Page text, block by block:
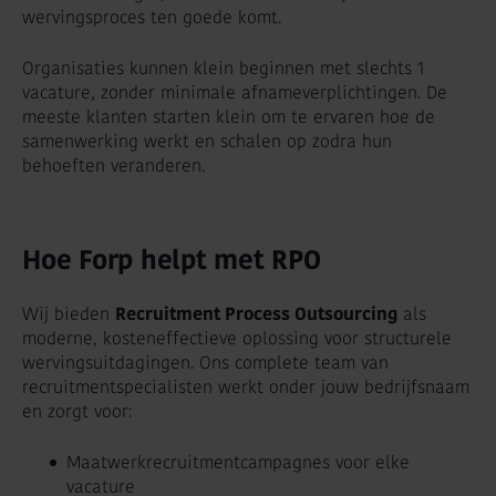
wervingsproces ten goede komt.
Organisaties kunnen klein beginnen met slechts 1
vacature, zonder minimale afnameverplichtingen. De
meeste klanten starten klein om te ervaren hoe de
samenwerking werkt en schalen op zodra hun
behoeften veranderen.
Hoe Forp helpt met RPO
Wij bieden Recruitment Process Outsourcing als
moderne, kosteneffectieve oplossing voor structurele
wervingsuitdagingen. Ons complete team van
recruitmentspecialisten werkt onder jouw bedrijfsnaam
en zorgt voor:
Maatwerkrecruitmentcampagnes voor elke
vacature